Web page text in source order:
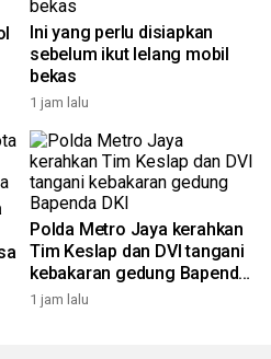
Ini yang perlu disiapkan
sebelum ikut lelang mobil
bekas
1 jam lalu
Polda Metro Jaya kerahkan
Tim Keslap dan DVI tangani
kebakaran gedung Bapenda
DKI
1 jam lalu